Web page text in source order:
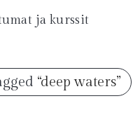
ja kurssit
“deep waters”